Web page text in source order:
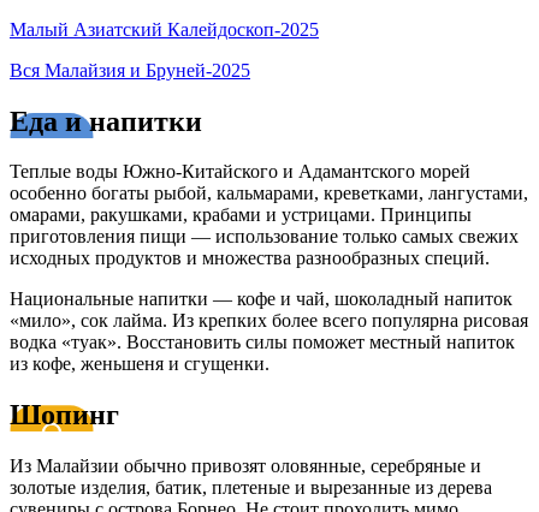
Малый Азиатский Калейдоскоп-2025
Вся Малайзия и Бруней-2025
Еда и напитки
Теплые воды Южно-Китайского и Адамантского морей
особенно богаты рыбой, кальмарами, креветками, лангустами,
омарами, ракушками, крабами и устрицами. Принципы
приготовления пищи — использование только самых свежих
исходных продуктов и множества разнообразных специй.
Национальные напитки — кофе и чай, шоколадный напиток
«мило», сок лайма. Из крепких более всего популярна рисовая
водка «туак». Восстановить силы поможет местный напиток
из кофе, женьшеня и сгущенки.
Шопинг
Из Малайзии обычно привозят оловянные, серебряные и
золотые изделия, батик, плетеные и вырезанные из дерева